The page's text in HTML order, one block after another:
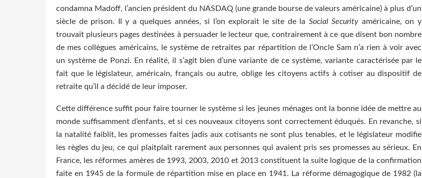
condamna Madoff, l’ancien président du NASDAQ (une grande bourse de valeurs américaine) à plus d’un
siècle de prison. Il y a quelques années, si l’on explorait le site de la Social Security américaine, on y
trouvait plusieurs pages destinées à persuader le lecteur que, contrairement à ce que disent bon nombre
de mes collègues américains, le système de retraites par répartition de l’Oncle Sam n’a rien à voir avec
un système de Ponzi. En réalité, il s’agit bien d’une variante de ce système, variante caractérisée par le
fait que le législateur, américain, français ou autre, oblige les citoyens actifs à cotiser au dispositif de
retraite qu’il a décidé de leur imposer.
Cette différence suffit pour faire tourner le système si les jeunes ménages ont la bonne idée de mettre au
monde suffisamment d’enfants, et si ces nouveaux citoyens sont correctement éduqués. En revanche, si
la natalité faiblit, les promesses faites jadis aux cotisants ne sont plus tenables, et le législateur modifie
les règles du jeu, ce qui plaitplaît rarement aux personnes qui avaient pris ses promesses au sérieux. En
France, les réformes amères de 1993, 2003, 2010 et 2013 constituent la suite logique de la confirmation
faite en 1945 de la formule de répartition mise en place en 1941. La réforme démagogique de 1982 (la